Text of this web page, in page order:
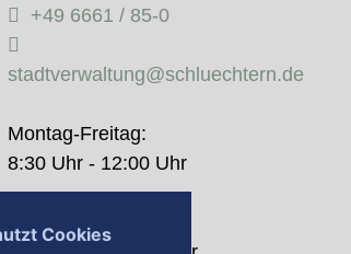
+49 6661 / 85-0
stadtverwaltung@schluechtern.de
Montag-Freitag:
8:30 Uhr - 12:00 Uhr
Donnerstag:
Cookies